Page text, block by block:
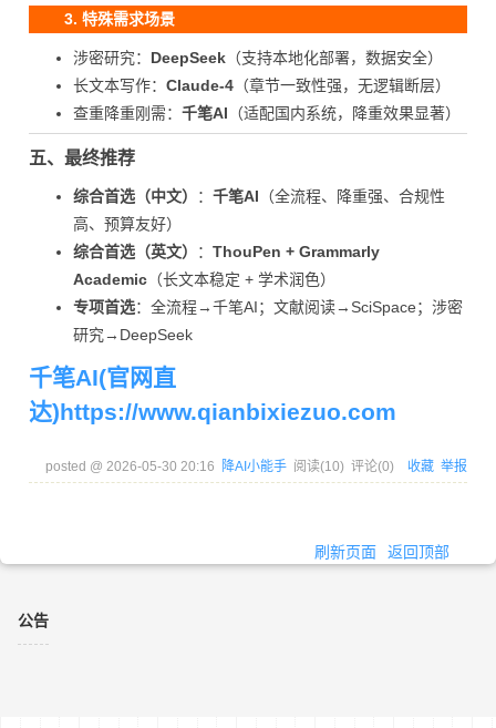
3. 特殊需求场景
涉密研究： DeepSeek （支持本地化部署，数据安全）
长文本写作： Claude-4 （章节一致性强，无逻辑断层）
查重降重刚需： 千笔AI （适配国内系统，降重效果显著）
五、最终推荐
综合首选（中文） ： 千笔AI （全流程、降重强、合规性
高、预算友好）
综合首选（英文）
： ThouPen + Grammarly
Academic （长文本稳定 + 学术润色）
专项首选：全流程→千笔AI；文献阅读→SciSpace；涉密
研究→DeepSeek
千笔AI(官网直
达)https://www.qianbixiezuo.com
posted @ 2026-05-30 20:16 降AI小能手 阅读(10) 评论(0) 收藏 举报
刷新页面 返回顶部
公告